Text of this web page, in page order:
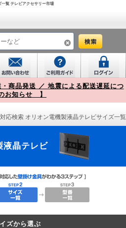
覧 テレビアクセサリー市場
商品発送 ／ 地震による配送遅延につ
お知らせ 】
応検索 オリオン電機製液晶テレビサイズ一覧
液晶テレビ
ズから選ぶ